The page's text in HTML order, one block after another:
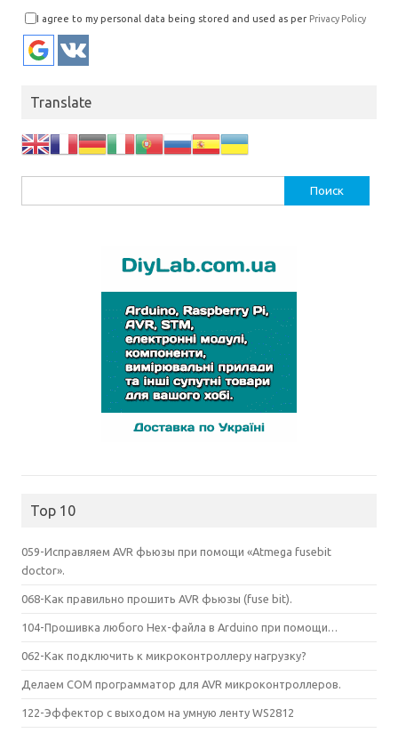
I agree to my personal data being stored and used as per Privacy Policy
Translate
Top 10
059-Исправляем AVR фьюзы при помощи «Atmega fusebit
doctor».
068-Как правильно прошить AVR фьюзы (fuse bit).
104-Прошивка любого Hex-файла в Arduino при помощи…
062-Как подключить к микроконтроллеру нагрузку?
Делаем COM программатор для AVR микроконтроллеров.
122-Эффектор с выходом на умную ленту WS2812